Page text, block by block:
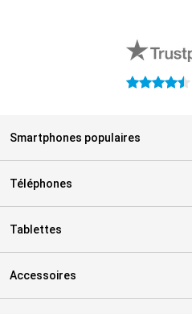
4.5 étoiles
Smartphones populaires
Téléphones
Tablettes
Accessoires